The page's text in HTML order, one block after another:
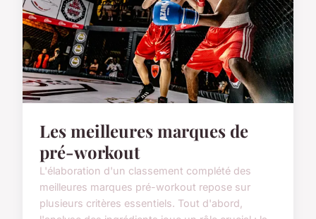
Les meilleures marques de
pré-workout
L'élaboration d'un classement complété des
meilleures marques pré-workout repose sur
plusieurs critères essentiels. Tout d'abord,